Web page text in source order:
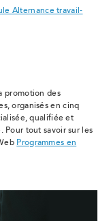
Alternance travail-
promotion des
organisés en cinq
qualifiée et
Pour tout savoir sur les
Programmes en